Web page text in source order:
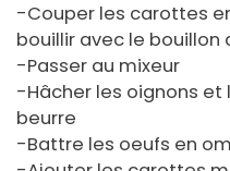
-Couper les carottes
bouillir avec le bouillon
-Passer au mixeur
-Hâcher les oignons et
beurre
-Battre les oeufs en